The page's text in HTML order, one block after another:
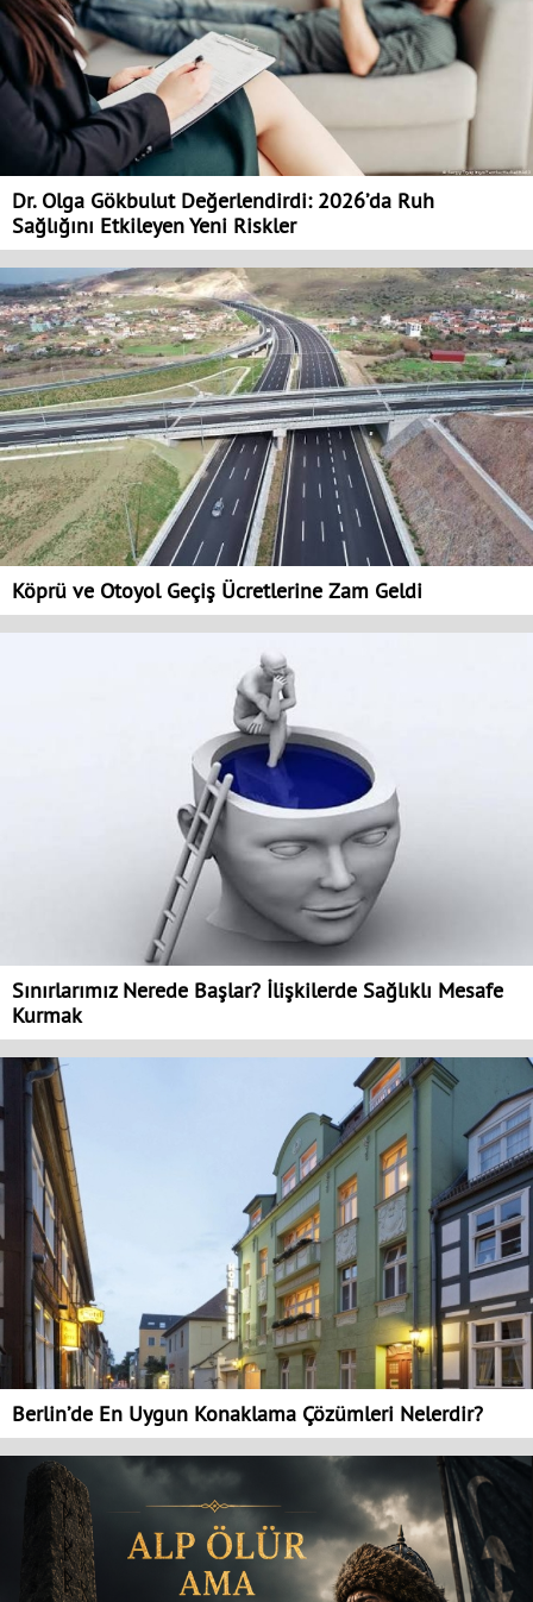
Dr. Olga Gökbulut Değerlendirdi: 2026’da Ruh
Sağlığını Etkileyen Yeni Riskler
Köprü ve Otoyol Geçiş Ücretlerine Zam Geldi
Sınırlarımız Nerede Başlar? İlişkilerde Sağlıklı Mesafe
Kurmak
Berlin’de En Uygun Konaklama Çözümleri Nelerdir?